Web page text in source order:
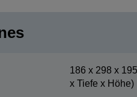
186‎ x 298 x
x Tiefe x Höhe)